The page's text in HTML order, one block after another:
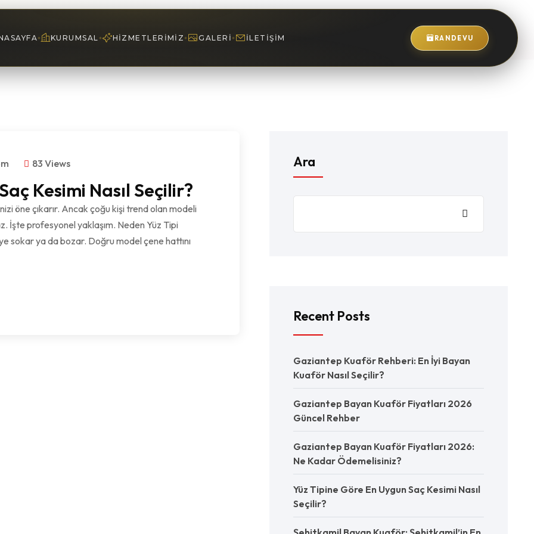
KURUMSAL HIZMETLERIMIZ GALERI İLETIŞIM RANDEVU
83 Views
Kesimi Nasıl Seçilir?
öne çıkarır. Ancak çoğu kişi trend olan modeli
İşte profesyonel yaklaşım. Neden Yüz Tipi
sokar ya da bozar. Doğru model çene hattını
Ara
Recent Posts
Gaziantep Kuaför Rehberi: En İyi Bayan
Kuaför Nasıl Seçilir?
Gaziantep Bayan Kuaför Fiyatları 2026
Güncel Rehber
Gaziantep Bayan Kuaför Fiyatları 2026:
Ne Kadar Ödemelisiniz?
Yüz Tipine Göre En Uygun Saç Kesimi Nasıl
Seçilir?